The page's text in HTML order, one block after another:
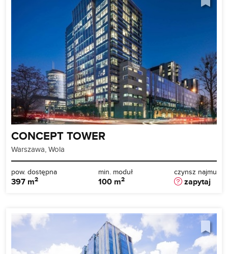
CONCEPT TOWER
Warszawa, Wola
pow. dostępna
397 m2
min. moduł
100 m2
czynsz najmu
zapytaj